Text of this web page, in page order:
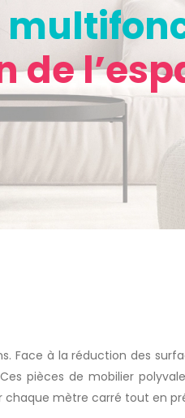
de
à la réduction des
pièces de mobilier
mètre carré tout en